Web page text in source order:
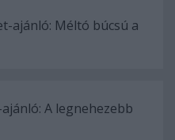
ajánló: Méltó búcsú a
A legnehezebb